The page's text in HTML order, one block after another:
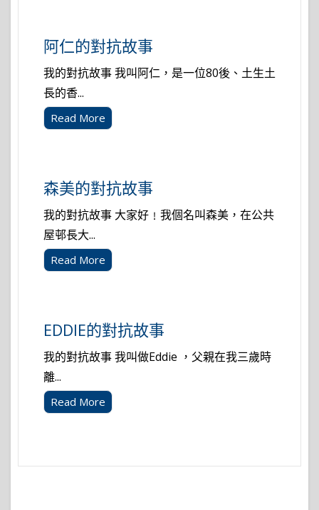
阿仁的對抗故事
我的對抗故事 我叫阿仁，是一位80後、土生土
長的香...
Read More
森美的對抗故事
我的對抗故事 大家好﹗我個名叫森美，在公共
屋邨長大...
Read More
EDDIE的對抗故事
我的對抗故事 我叫做Eddie ，父親在我三歲時
離...
Read More